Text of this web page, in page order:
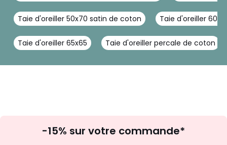
Taie d'oreiller 50x70 satin de coton Taie d'oreiller
Taie d'oreiller 65x65 Taie d'oreiller percale de coton
à
-15% sur votre commande*